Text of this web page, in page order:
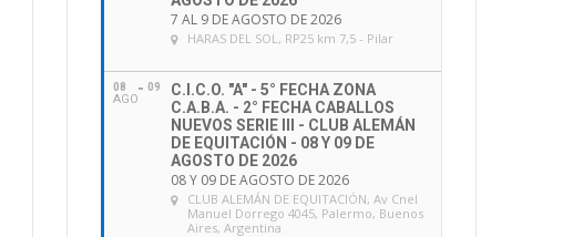
7 AL 9 DE AGOSTO DE 2026
HARAS DEL SOL, RP25 km 7,5 - Pilar
08
AGO
09
C.I.C.O. "A" - 5° FECHA ZONA
C.A.B.A. - 2° FECHA CABALLOS
NUEVOS SERIE III - CLUB ALEMÁN
DE EQUITACIÓN - 08 Y 09 DE
AGOSTO DE 2026
08 Y 09 DE AGOSTO DE 2026
CLUB ALEMÁN DE EQUITACIÓN, Av Cnel
Manuel Dorrego 4045, Palermo, Buenos
Aires, Argentina